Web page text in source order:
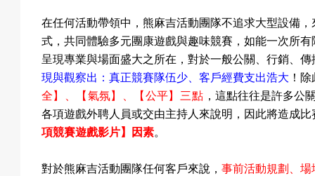
在任何活動帶領中，熊麻吉活動團隊不追求大型設備
式，共同體驗多元團康遊戲與趣味競賽，如能一次所
呈現專業與場面盛大之所在，對於一般公關、行銷、
現與觀察出：真正競賽隊伍少、客戶經費支出浩大 ！ 除
全 】 【氣氛】 【公平】三點 ，這點往往是許多公
各項遊戲外聘人員或交由主持人來說明，因此將造成
項競賽遊戲影片】因素。
對於熊麻吉活動團隊任何客戶來說，事前活動規劃、